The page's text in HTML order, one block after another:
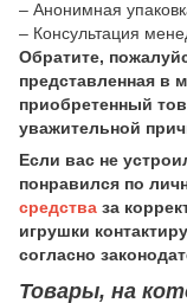
– Анонимная
– Консультация
Обратите,
представленная в
приобретенный
уважительной
Если вас не
понравился по
средства за
игрушки
согласно
Товары, на